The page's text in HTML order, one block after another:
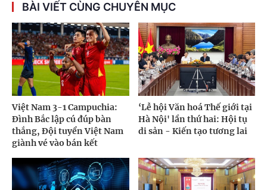
BÀI VIẾT CÙNG CHUYÊN MỤC
Việt Nam 3-1 Campuchia:
Đình Bắc lập cú đúp bàn
thắng, Đội tuyển Việt Nam
giành vé vào bán kết
‘Lễ hội Văn hoá Thế giới tại
Hà Nội' lần thứ hai: Hội tụ
di sản - Kiến tạo tương lai